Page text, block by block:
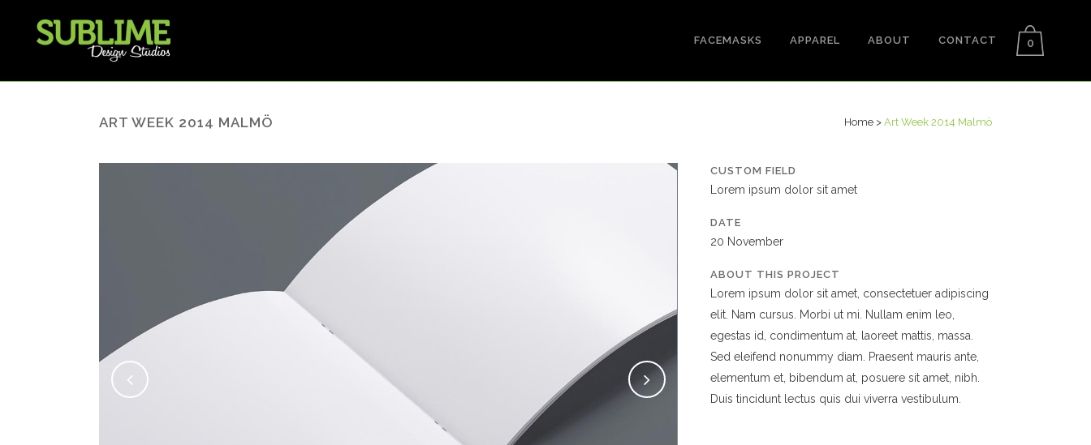
0
FACEMASKS APPAREL ABOUT CONTACT
ART WEEK 2014 MALMÖ Home > Art Week 2014 Malmö
CUSTOM FIELD
Lorem ipsum dolor sit amet
DATE
20 November
ABOUT THIS PROJECT
Lorem ipsum dolor sit amet, consectetuer adipiscing
elit. Nam cursus. Morbi ut mi. Nullam enim leo,
egestas id, condimentum at, laoreet mattis, massa.
Sed eleifend nonummy diam. Praesent mauris ante,
elementum et, bibendum at, posuere sit amet, nibh.
Duis tincidunt lectus quis dui viverra vestibulum.